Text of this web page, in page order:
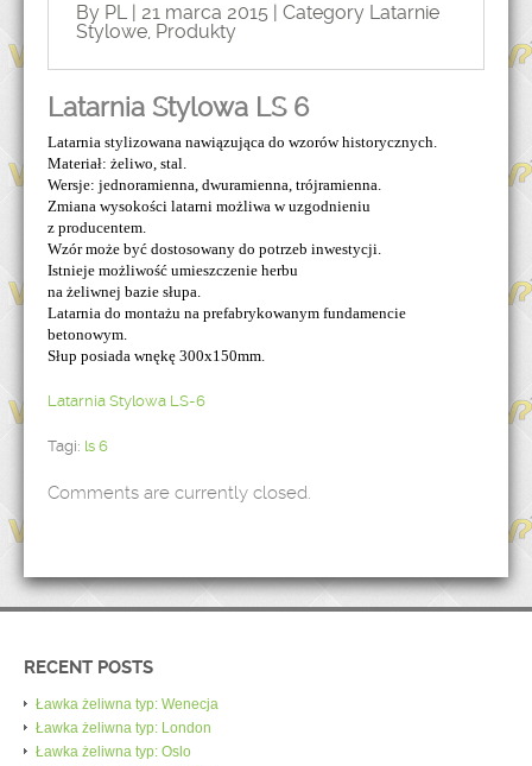
By PL | 21 marca 2015 | Category Latarnie
Stylowe, Produkty
Latarnia Stylowa LS 6
Latarnia stylizowana nawiązująca do wzorów historycznych.
Materiał: żeliwo, stal.
Wersje: jednoramienna, dwuramienna, trójramienna.
Zmiana wysokości latarni możliwa w uzgodnieniu
z producentem.
Wzór może być dostosowany do potrzeb inwestycji.
Istnieje możliwość umieszczenie herbu
na żeliwnej bazie słupa.
Latarnia do montażu na prefabrykowanym fundamencie
betonowym.
Słup posiada wnękę 300x150mm.
Latarnia Stylowa LS-6
Tagi: ls 6
Comments are currently closed.
RECENT POSTS
Ławka żeliwna typ: Wenecja
Ławka żeliwna typ: London
Ławka żeliwna typ: Oslo